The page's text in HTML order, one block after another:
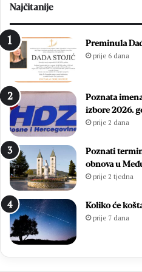
Najčitanije
Preminula
prije 6 dana
Poznata
izbore 2026.
prije 2 dana
Poznati
obnova u
prije 2 tjedna
Koliko će
prije 7 dana